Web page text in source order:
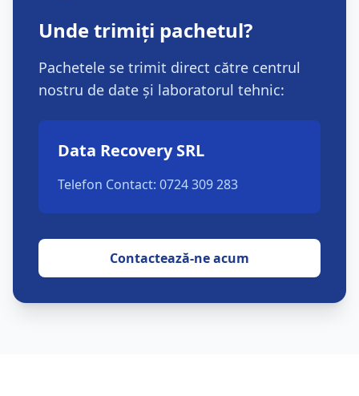
Unde trimiți pachetul?
Pachetele se trimit direct către centrul
nostru de date și laboratorul tehnic:
Data Recovery SRL
Telefon Contact: 0724 309 283
Contactează-ne acum